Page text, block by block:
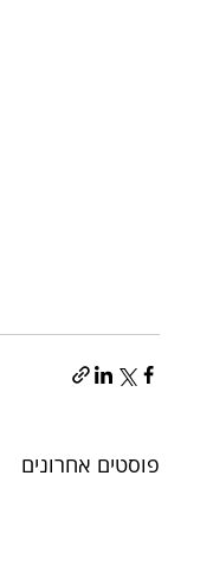
פוסטים אחרונים